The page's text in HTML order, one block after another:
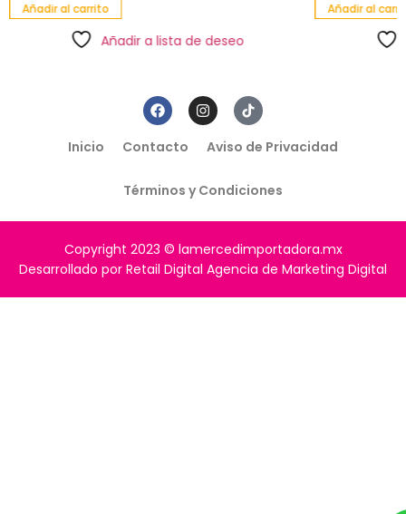
Añadir al carrito
Añadir a lista de deseo
Añadir al
Inicio Contacto Aviso de Privacidad
Términos y Condiciones
Copyright 2023 © lamercedimportadora.mx
Desarrollado por Retail Digital Agencia de Marketing Digital